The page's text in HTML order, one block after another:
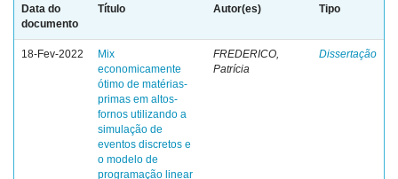
Data do
documento
Título Autor(es) Tipo
18-Fev-2022
Mix
economicamente
ótimo de matérias-
primas em altos-
fornos utilizando a
simulação de
eventos discretos e
o modelo de
programação linear
FREDERICO,
Patrícia
Dissertação